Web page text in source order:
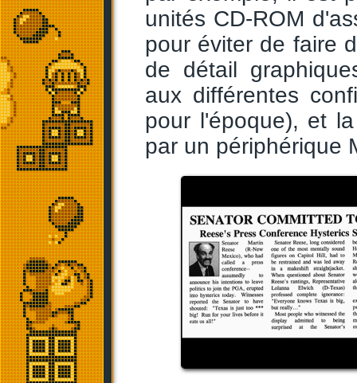
unités CD-ROM
pour éviter de faire
de détail
aux différentes
pour l'époque), et
par un périphérique